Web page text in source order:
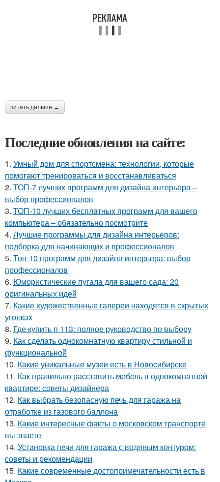
читать дальше →
Последние обновления на сайте:
1. Умный дом для спортсмена: технологии, которые
помогают тренироваться и восстанавливаться
2. ТОП-7 лучших программ для дизайна интерьера –
выбор профессионалов
3. ТОП-10 лучших бесплатных программ для вашего
компьютера – обязательно посмотрите
4. Лучшие программы для дизайна интерьеров:
подборка для начинающих и профессионалов
5. Топ-10 программ для дизайна интерьера: выбор
профессионалов
6. Юмористические пугала для вашего сада: 20
оригинальных идей
7. Какие художественные галереи находятся в скрытых
уголках
8. Где купить п 113: полное руководство по выбору
9. Как сделать однокомнатную квартиру стильной и
функциональной
10. Какие уникальные музеи есть в Новосибирске
11. Как правильно расставить мебель в однокомнатной
квартире: советы дизайнера
12. Как выбрать безопасную печь для гаража на
отработке из газового баллона
13. Какие интересные факты о московском транспорте
вы знаете
14. Установка печи для гаража с водяным контуром:
советы и рекомендации
15. Какие современные достопримечательности есть в